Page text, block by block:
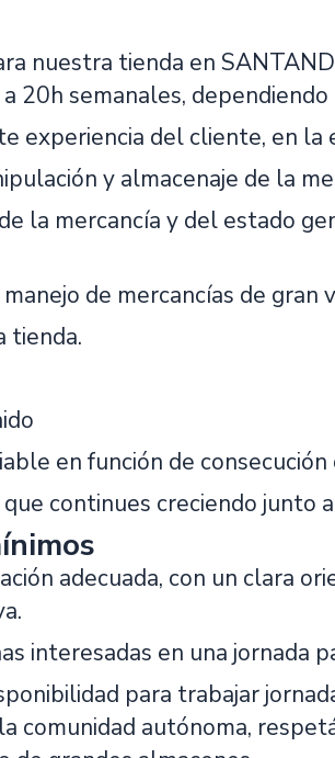
nuestra tienda en
20h semanales,
experiencia del cliente, en la
y almacenaje de la
la mercancía y del estado
de mercancías de gran
tienda.
en función de
continues creciendo junto
adecuada, con un clara
interesadas en una jornada
para trabajar
comunidad autónoma,